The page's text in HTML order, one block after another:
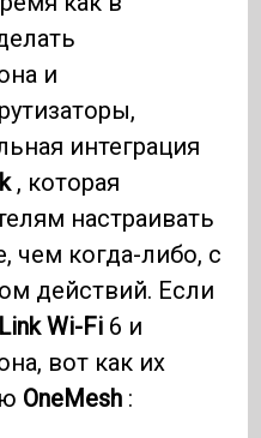
и
интеграция
, которая
настраивать
чем когда-либо, с
действий. Если
Wi-Fi 6 и
вот как их
OneMesh :